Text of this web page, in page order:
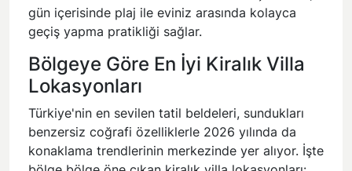
gün içerisinde plaj ile eviniz arasında kolayca
geçiş yapma pratikliği sağlar.
Bölgeye Göre En İyi Kiralık Villa
Lokasyonları
Türkiye'nin en sevilen tatil beldeleri, sundukları
benzersiz coğrafi özelliklerle 2026 yılında da
konaklama trendlerinin merkezinde yer alıyor. İşte